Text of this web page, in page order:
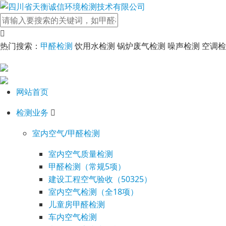
热门搜索： 甲醛检测 饮用水检测 锅炉废气检测 噪声检测 空调
网站首页
检测业务
室内空气/甲醛检测
室内空气质量检测
甲醛检测（常规5项）
建设工程空气验收（50325）
室内空气检测（全18项）
儿童房甲醛检测
车内空气检测